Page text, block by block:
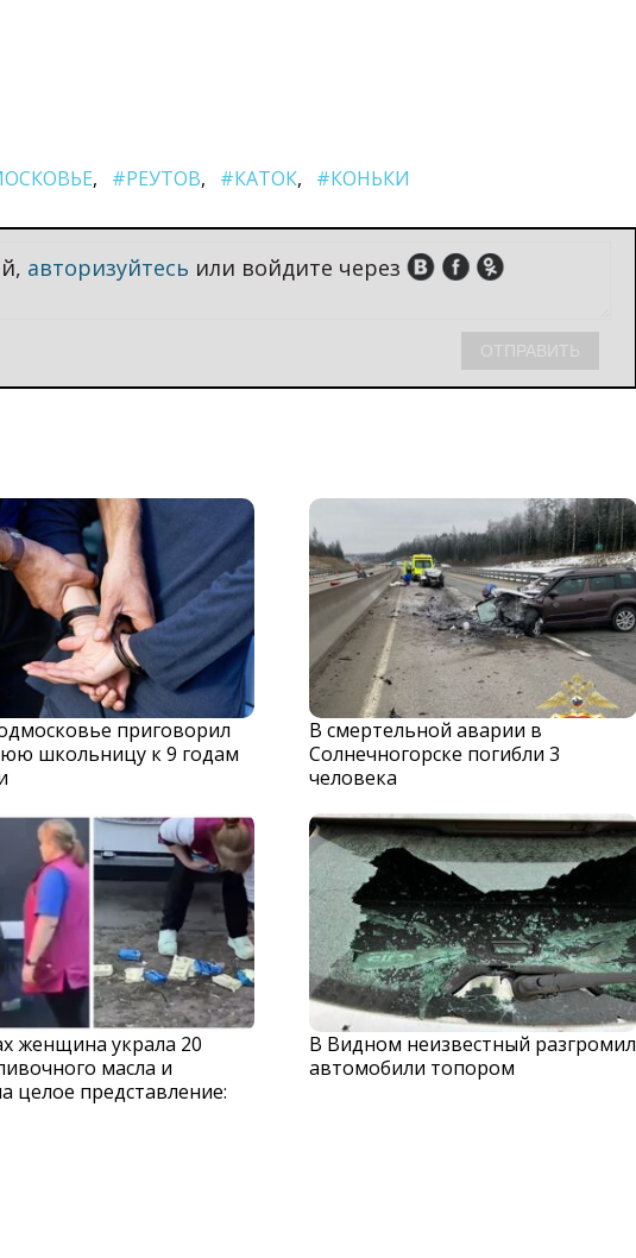
#РЕУТОВ #КАТОК #КОНЬКИ
авторизуйтесь или войдите через
приговорил
школьницу к 9 годам
В смертельной аварии в
Солнечногорске погибли 3
человека
женщина украла 20
масла и
целое представление:
В Видном неизвестный разгромил
автомобили топором